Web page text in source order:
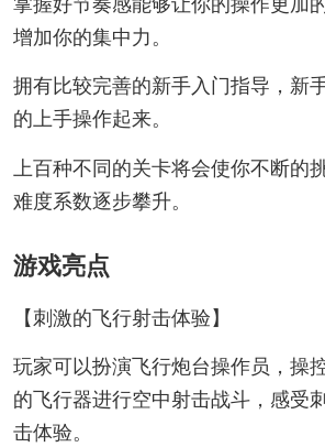
增加你的集中力。
拥有比较完善的新手入门指导，新
的上手操作起来。
上百种不同的关卡将会使你不断的
难度系数逐步攀升。
游戏亮点
【刺激的飞行射击体验】
玩家可以扮演飞行炮台操作员，操
的飞行器进行空中射击战斗，感受
击体验。